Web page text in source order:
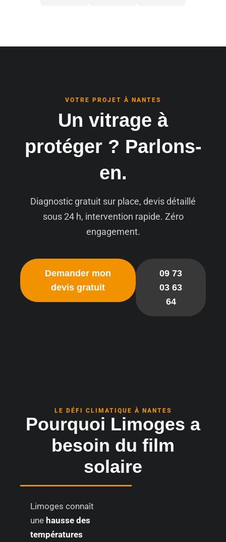
VOTRE PROJET À NANTES
Un vitrage à
protéger ? Parlons-
en.
Diagnostic gratuit sur place, devis détaillé
sous 24 h, intervention rapide. Zéro
engagement.
Demander mon
devis gratuit
09 73
03 63
64
LE DÉFI CLIMATIQUE À NANTES
Pourquoi Limoges a
besoin du film
solaire
Limoges connaît
une hausse des
températures